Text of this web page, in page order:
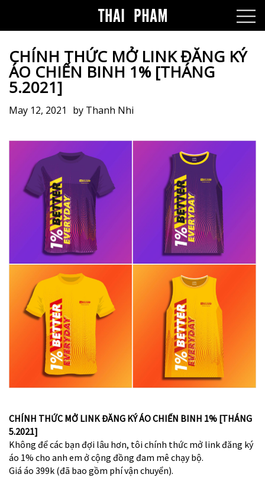
CHÍNH THỨC MỞ LINK ĐĂNG KÝ
ÁO CHIẾN BINH 1% [THÁNG
5.2021]
May 12, 2021 by Thanh Nhi
CHÍNH THỨC MỞ LINK ĐĂNG KÝ ÁO CHIẾN BINH 1% [THÁNG
5.2021]
Không để các bạn đợi lâu hơn, tôi chính thức mở link đăng ký
áo 1% cho anh em ở cộng đồng đam mê chạy bộ.
Giá áo 399k (đã bao gồm phí vận chuyển).